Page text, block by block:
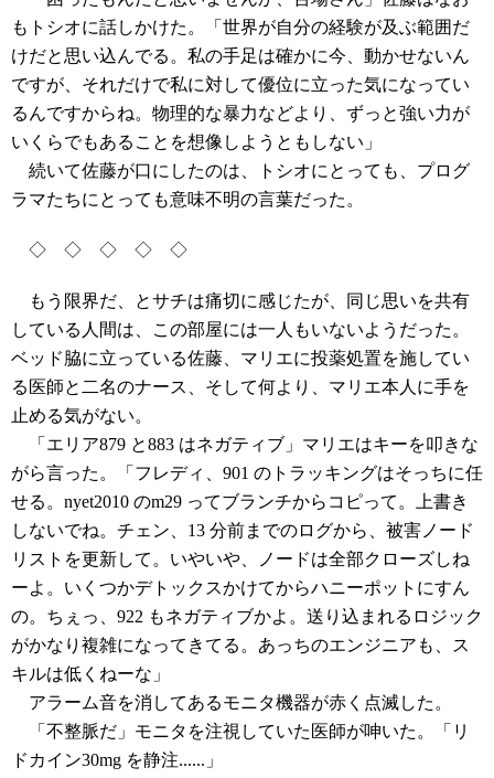
もトシオに話しかけた。「世界が自分の経験が及ぶ範囲だ
けだと思い込んでる。私の手足は確かに今、動かせないん
ですが、それだけで私に対して優位に立った気になってい
るんですからね。物理的な暴力などより、ずっと強い力が
いくらでもあることを想像しようともしない」
続いて佐藤が口にしたのは、トシオにとっても、プログ
ラマたちにとっても意味不明の言葉だった。
◇ ◇ ◇ ◇ ◇
もう限界だ、とサチは痛切に感じたが、同じ思いを共有
している人間は、この部屋には一人もいないようだった。
ベッド脇に立っている佐藤、マリエに投薬処置を施してい
る医師と二名のナース、そして何より、マリエ本人に手を
止める気がない。
「エリア879 と883 はネガティブ」マリエはキーを叩きな
がら言った。「フレディ、901 のトラッキングはそっちに任
せる。nyet2010 のm29 ってブランチからコピって。上書き
しないでね。チェン、13 分前までのログから、被害ノード
リストを更新して。いやいや、ノードは全部クローズしね
ーよ。いくつかデトックスかけてからハニーポットにすん
の。ちぇっ、922 もネガティブかよ。送り込まれるロジック
がかなり複雑になってきてる。あっちのエンジニアも、ス
キルは低くねーな」
アラーム音を消してあるモニタ機器が赤く点滅した。
「不整脈だ」モニタを注視していた医師が呻いた。「リ
ドカイン30mg を静注......」